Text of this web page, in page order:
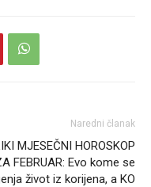
Naredni članak
MJESEČNI HOROSKOP
FEBRUAR: Evo kome se
život iz korijena, a KO